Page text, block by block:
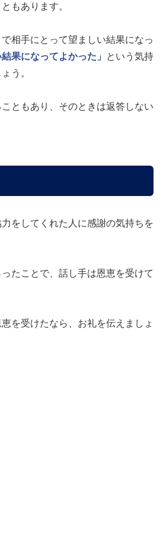
もあります。
相手にとって望ましい結果になっ
結果になってよかった」
という気持
う。
ともあり、そのときは返答しない
をしてくれた人に感謝の気持ちを
たことで、話し手は恩恵を受けて
を受けたなら、お礼を伝えましょ